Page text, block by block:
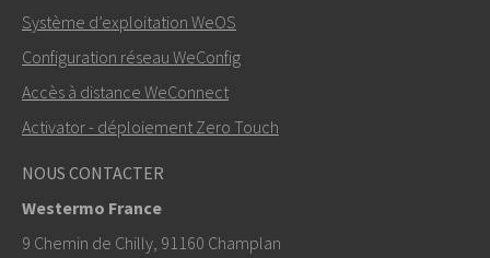
+46 16 42 80 00
info@westermo.com
Pour toute demande d’assistance,
contacter le support technique
Système d’exploitation WeOS
Configuration réseau WeConfig
Accès à distance WeConnect
Activator - déploiement Zero Touch
NOUS CONTACTER
Westermo France
9 Chemin de Chilly, 91160 Champlan